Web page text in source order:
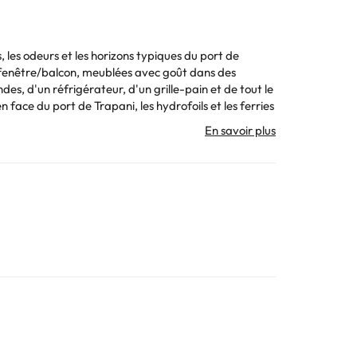
odeurs et les horizons typiques du port de
Toutes les informations figurant sur cette fiche